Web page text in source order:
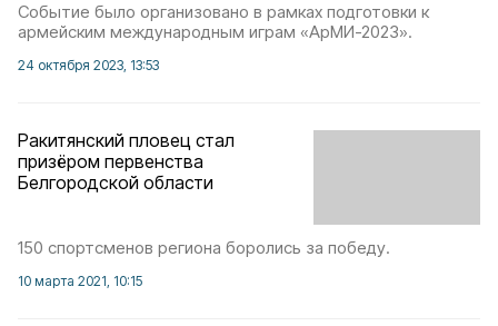
Событие было организовано в рамках подготовки к
армейским международным играм «АрМИ-2023».
24 октября 2023, 13:53
Ракитянский пловец стал
призёром первенства
Белгородской области
150 спортсменов региона боролись за победу.
10 марта 2021, 10:15